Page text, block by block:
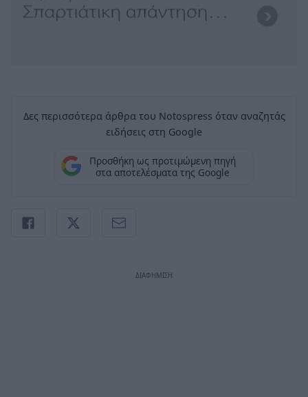
Δες περισσότερα άρθρα του Notospress όταν αναζητάς
ειδήσεις στη Google
Προσθήκη ως προτιμώμενη πηγή
στα αποτελέσματα της Google